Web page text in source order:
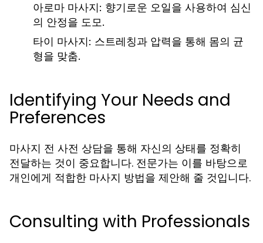
아로마 마사지: 향기로운 오일을 사용하여 심신
의 안정을 도모.
타이 마사지: 스트레칭과 압력을 통해 몸의 균
형을 맞춤.
Identifying Your Needs and
Preferences
마사지 전 사전 상담을 통해 자신의 상태를 정확히
전달하는 것이 중요합니다. 전문가는 이를 바탕으로
개인에게 적합한 마사지 방법을 제안해 줄 것입니다.
Consulting with Professionals